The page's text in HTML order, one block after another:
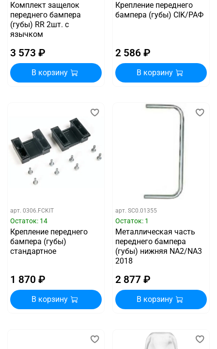
Комплект защелок
переднего бампера
(губы) RR 2шт. с
язычком
3 573 ₽
В корзину
Крепление переднего
бампера (губы) CIK/РАФ
2 586 ₽
В корзину
арт. 0306.FCKIT
Остаток: 14
Крепление переднего
бампера (губы)
стандартное
1 870 ₽
В корзину
арт. SC0.01355
Остаток: 1
Металлическая часть
переднего бампера
(губы) нижняя NA2/NA3
2018
2 877 ₽
В корзину